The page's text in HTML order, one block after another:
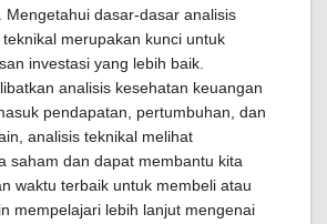
Mengetahui dasar-dasar analisis
merupakan kunci untuk
investasi yang lebih baik.
analisis kesehatan keuangan
pendapatan, pertumbuhan, dan
analisis teknikal melihat
saham dan dapat membantu kita
waktu terbaik untuk membeli atau
mempelajari lebih lanjut mengenai